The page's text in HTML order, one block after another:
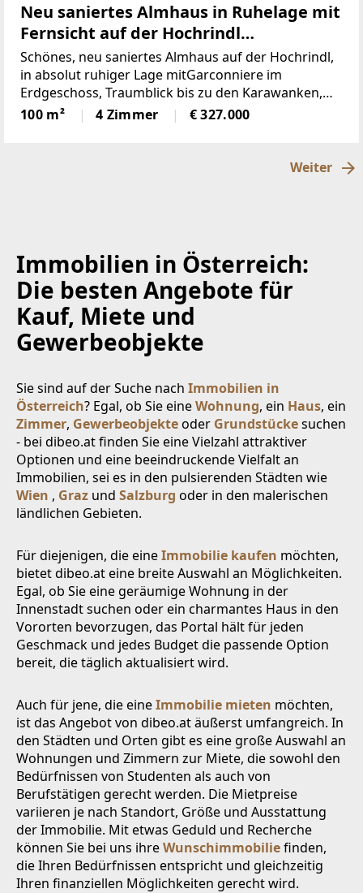
Neu saniertes Almhaus in Ruhelage mit
Fernsicht auf der Hochrindl
(Provisionsfrei)
Schönes, neu saniertes Almhaus auf der Hochrindl,
in absolut ruhiger Lage mitGarconniere im
Erdgeschoss, Traumblick bis zu den Karawanken,
Sonnenlage, hierscheint den ganzen Tag die Sonne,
über der Nebelgrenze, in 1600m Seehöhegelegen,
100 m² 4 Zimmer € 327.000
Weiter
Immobilien in Österreich:
Die besten Angebote für
Kauf, Miete und
Gewerbeobjekte
Sie sind auf der Suche nach Immobilien in
Österreich? Egal, ob Sie eineWohnung, ein Haus, ein
Zimmer, Gewerbeobjekteoder Grundstückesuchen
- bei dibeo.at finden Sie eine Vielzahl attraktiver
Optionen und eine beeindruckende Vielfalt an
Immobilien, sei es in den pulsierenden Städten wie
Wien , Graz und Salzburg oder in den malerischen
ländlichen Gebieten.
Für diejenigen, die eineImmobilie kaufen möchten,
bietet dibeo.at eine breite Auswahl an Möglichkeiten.
Egal, ob Sie eine geräumige Wohnung in der
Innenstadt suchen oder ein charmantes Haus in den
Vororten bevorzugen, das Portal hält für jeden
Geschmack und jedes Budget die passende Option
bereit, die täglich aktualisiert wird.
Auch für jene, die eineImmobilie mieten möchten,
ist das Angebot von dibeo.at äußerst umfangreich. In
den Städten und Orten gibt es eine große Auswahl an
Wohnungen und Zimmern zur Miete, die sowohl den
Bedürfnissen von Studenten als auch von
Berufstätigen gerecht werden. Die Mietpreise
variieren je nach Standort, Größe und Ausstattung
der Immobilie. Mit etwas Geduld und Recherche
können Sie bei uns ihreWunschimmobiliefinden,
die Ihren Bedürfnissen entspricht und gleichzeitig
Ihren finanziellen Möglichkeiten gerecht wird.